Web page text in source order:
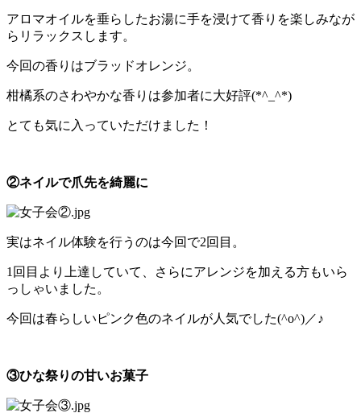
アロマオイルを垂らしたお湯に手を浸けて香りを楽しみなが
らリラックスします。
今回の香りはブラッドオレンジ。
柑橘系のさわやかな香りは参加者に大好評(*^_^*)
とても気に入っていただけました！
②ネイルで爪先を綺麗に
実はネイル体験を行うのは今回で2回目。
1回目より上達していて、さらにアレンジを加える方もいら
っしゃいました。
今回は春らしいピンク色のネイルが人気でした(^o^)／♪
③ひな祭りの甘いお菓子